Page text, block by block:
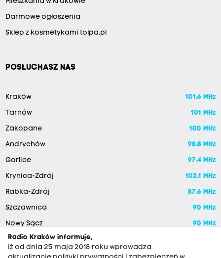
Darmowe ogłoszenia
Sklep z kosmetykami tolpa.pl
POSŁUCHASZ NAS
Kraków 101.6 MHz
Tarnów 101 MHz
Zakopane 100 MHz
Andrychów 98.8 MHz
Gorlice 97.4 MHz
Krynica-Zdrój 102.1 MHz
Rabka-Zdrój 87.6 MHz
Szczawnica 90 MHz
Nowy Sącz
90 MHz
Radio Kraków informuje,
iż od dnia 25 maja 2018 roku wprowadza